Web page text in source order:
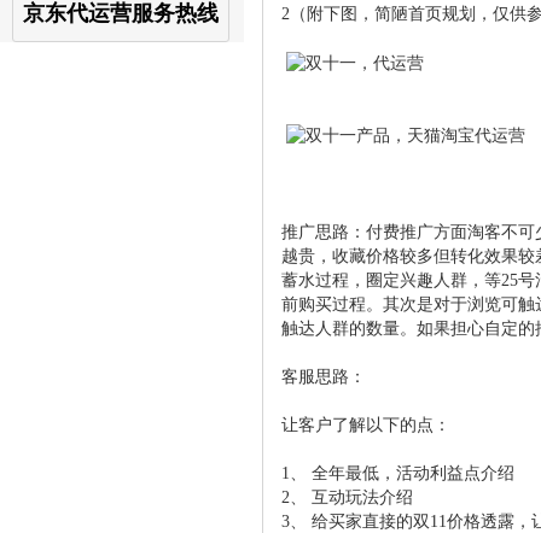
京东代运营服务热线
2（附下图，简陋首页规划，仅供
推广思路：付费推广方面淘客不可
越贵，收藏价格较多但转化效果
蓄水过程，圈定兴趣人群，等25
前购买过程。其次是对于浏览可
触达人群的数量。如果担心自定
客服思路：
让客户了解以下的点：
1、 全年最低，活动利益点介绍
2、 互动玩法介绍
3、 给买家直接的双11价格透露，